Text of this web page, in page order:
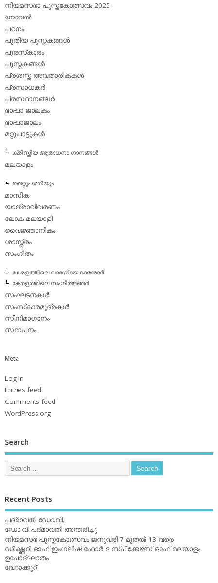
നിയമസഭാ പുസ്തകോത്സവം 2025
നോവല്‍
പഠനം
പുതിയ പുസ്തകങ്ങള്‍
പുരസ്‌കാരം
പുസ്തകങ്ങള്‍
പ്രശസ്ത അവതാരികകള്‍
പ്രസാധകര്‍
പ്രസ്ഥാനങ്ങള്‍
ഭാഷാ ജാലകം
ഭാഷാജാലം
മറ്റുപാട്ടുകള്‍
ക്രിസ്തീയ ആരാധനാ ഗാനങ്ങള്‍
മലയാളം
തെറ്റും ശരിയും
മാസിക
യാത്രാവിവരണം
ലോക മലയാളി
വൈജ്ഞാനികം
ശാസ്ത്രം
സംഗീതം
കേരളത്തിലെ വാഗേ്ഗയകാരന്മാര്‍
കേരളത്തിലെ സംഗീതജ്ഞര്‍
സംഘടനകള്‍
സംസ്‌കാരമുദ്രകള്‍
സിനിമാഗാനം
സ്ഥാപനം
Meta
Log in
Entries feed
Comments feed
WordPress.org
Search
Recent Posts
പദ്മാവതി ഡോ.വി.
ഡോ.വി.പദ്മാവതി അന്തരിച്ചു
നിയമസഭ പുസ്തകോത്സവം ജനുവരി 7 മുതല്‍ 13 വരെ
ഡിക്ഷ്ണറി ഓഫ് ഇംഗ്ലിഷ് ഫോര്‍ ദ സ്പീക്കേഴ്‌സ് ഓഫ് മലയാളം
ഉപോദ്ഘാതം
വേറാക്കൂറ്